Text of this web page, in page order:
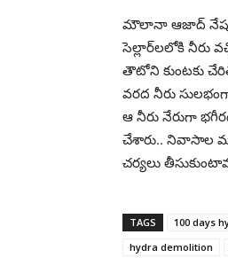
మౌలానా ఆజాద్ నేషనల్
సెల్లార్‌ల‌లోకి నీరు
తౌటోని కుంటకు
వ‌ర‌ద నీరు
ఆ నీరు నేరుగా
చేశారు.. నివాసాల
చ‌ర్య‌లు
TAGS 100 days
hydra demolition